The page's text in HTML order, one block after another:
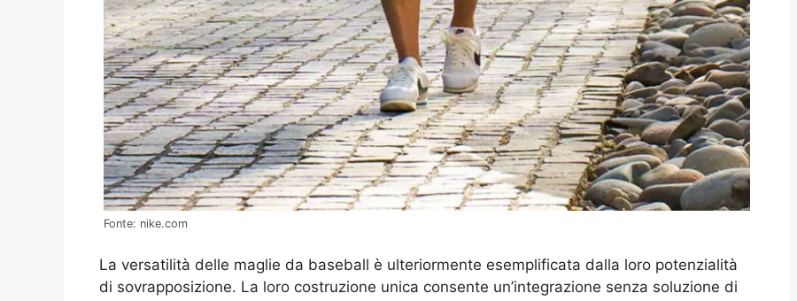
Fonte: nike.com
La versatilità delle maglie da baseball è ulteriormente esemplificata dalla loro potenzialità
di sovrapposizione. La loro costruzione unica consente un’integrazione senza soluzione di